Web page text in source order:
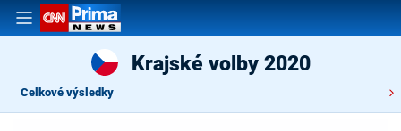
Krajské volby 2020
Celkové výsledky